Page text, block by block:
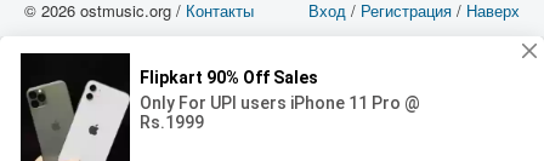
Вход / Регистрация / Наверх
© 2026 ostmusic.org / Контакты
можете использовать такие материалы только в том в случае, если
использование производится с ознакомительными целями - для прочих целей
вы должны приобрести лицензионную запись.